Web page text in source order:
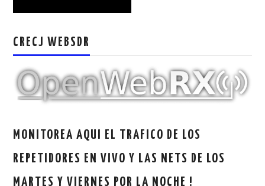
CRECJ WEBSDR
MONITOREA AQUI EL TRAFICO DE LOS
REPETIDORES EN VIVO Y LAS NETS DE LOS
MARTES Y VIERNES POR LA NOCHE !